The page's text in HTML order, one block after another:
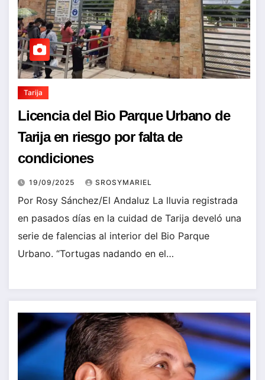
Tarija
Licencia del Bio Parque Urbano de
Tarija en riesgo por falta de
condiciones
19/09/2025 SROSYMARIEL
Por Rosy Sánchez/El Andaluz La lluvia registrada
en pasados días en la cuidad de Tarija develó una
serie de falencias al interior del Bio Parque
Urbano. “Tortugas nadando en el…